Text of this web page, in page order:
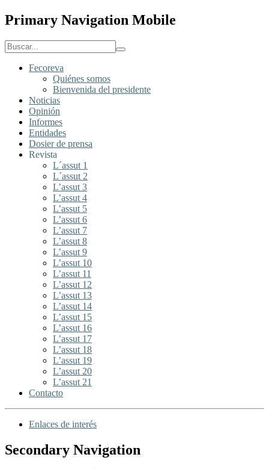
Primary Navigation Mobile
Fecoreva
Quiénes somos
Bienvenida del presidente
Noticias
Opinión
Informes
Entidades
Dosier de prensa
Revista
L´assut 1
L´assut 2
L’assut 3
L’assut 4
L’assut 5
L’assut 6
L’assut 7
L’assut 8
L’assut 9
L’assut 10
L’assut 11
L’assut 12
L’assut 13
L’assut 14
L’assut 15
L’assut 16
L’assut 17
L’assut 18
L’assut 19
L’assut 20
L’assut 21
Contacto
Enlaces de interés
Secondary Navigation